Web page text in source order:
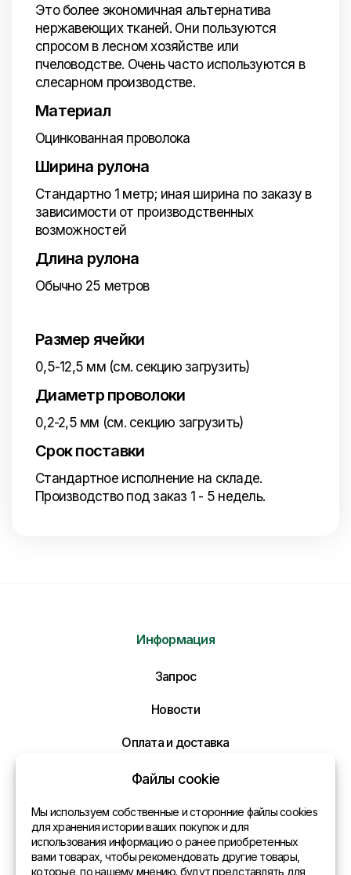
Это более экономичная альтернатива
нержавеющих тканей. Они пользуются
спросом в лесном хозяйстве или
пчеловодстве. Очень часто используются в
слесарном производстве.
Материал
Оцинкованная проволока
Ширина рулона
Стандартно 1 метр; иная ширина по заказу в
зависимости от производственных
возможностей
Длина рулона
Обычно 25 метров
Размер ячейки
0,5-12,5 мм (см. секцию загрузить)
Диаметр проволоки
0,2-2,5 мм (см. секцию загрузить)
Срок поставки
Стандартное исполнение на складе.
Производство под заказ 1 - 5 недель.
Отправить нам сообщение
Вам в самое ближайшее время!
Информация
Запрос
Новости
Оплата и доставка
Политика конфиденциальности
Контакты
Общая информация
Файлы cookie
Мы используем собственные и сторонние файлы cookies
для хранения истории ваших покупок и для
использования информацию о ранее приобретенных
вами товарах, чтобы рекомендовать другие товары,
которые, по нашему мнению. будут представлять для